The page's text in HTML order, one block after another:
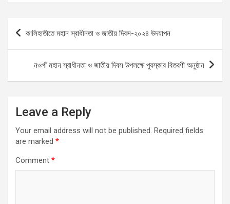
ce
b
o
o
k
ail at
s
A
p
p
se
g
er
ar
e
Post
কালিহাতীতে মহান স্বাধীনতা ও জাতীয় দিবস-২০২৪ উদযাপন
নওগাঁ মহান স্বাধীনতা ও জাতীয় দিবস উপলক্ষে পুরস্কার বিতরণী অনুষ্ঠান
Leave a Reply
Your email address will not be published. Required fields
are marked *
Comment *